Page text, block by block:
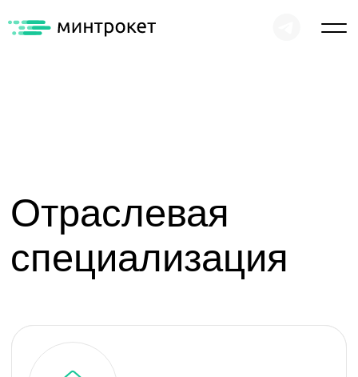
Застройщики и УК